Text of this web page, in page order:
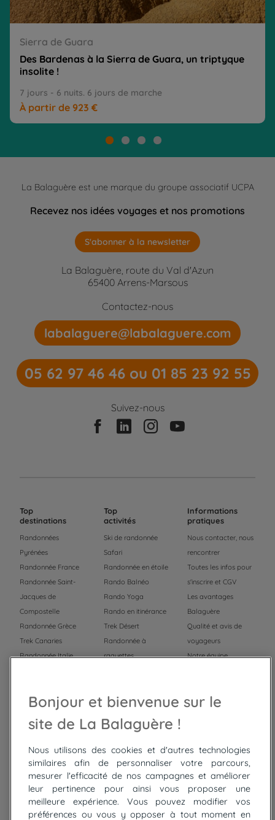
Sierra de Guara
Des Bardenas à la Sierra de Guara, un triptyque
insolite !
7 jours - 6 nuits. 6 jours de marche
À partir de 923 €
La Balaguère est une marque du groupe associatif UCPA
Recevez nos idées voyages et nos promotions
S'abonner à la newsletter
La Balaguère, route du Val d'Azun
65400 Arrens-Marsous
Contactez-nous
labalaguere@labalaguere.com
05 62 97 46 46 ou 01 85 23 92 55
Suivez-nous
Top
destinations
Randonnées
Pyrénées
Randonnée France
Randonnée Saint-
Jacques de
Compostelle
Randonnée Grèce
Trek Canaries
Randonnée Italie
Trek Mauritanie
Top
activités
Ski de randonnée
Safari
Randonnée en étoile
Rando Balnéo
Rando Yoga
Rando en itinérance
Trek Désert
Randonnée à
raquettes
Trek
Informations
pratiques
Nous contacter, nous
rencontrer
Toutes les infos pour
s'inscrire et CGV
Les avantages
Balaguère
Qualité et avis de
voyageurs
Notre équipe
Top
circuits
Tour du lac de Constance à vélo
Cyclades : Amorgos et Naxos
Randonnée aux Bardenas Reales
Bonjour et bienvenue sur le
site de La Balaguère !
Nous utilisons des cookies et d'autres technologies
similaires afin de personnaliser votre parcours,
mesurer l'efficacité de nos campagnes et améliorer
leur pertinence pour ainsi vous proposer une
meilleure expérience. Vous pouvez modifier vos
préférences ou vous y opposer à tout moment en